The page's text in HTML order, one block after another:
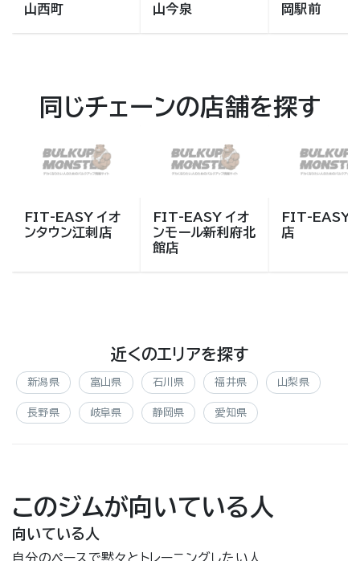
山西町
山今泉
岡駅前
同じチェーンの店舗を探す
FIT-EASY イオ
ンタウン江刺店
FIT-EASY イオ
ンモール新利府北
館店
FIT-EASY
店
近くのエリアを探す
新潟県 富山県 石川県 福井県 山梨県
長野県 岐阜県 静岡県 愛知県
このジムが向いている人
向いている人
自分のペースで黙々とトレーニングしたい人